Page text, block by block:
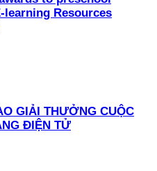
learning Resources
GIẢI THƯỞNG CUỘC
ĐIỆN TỬ